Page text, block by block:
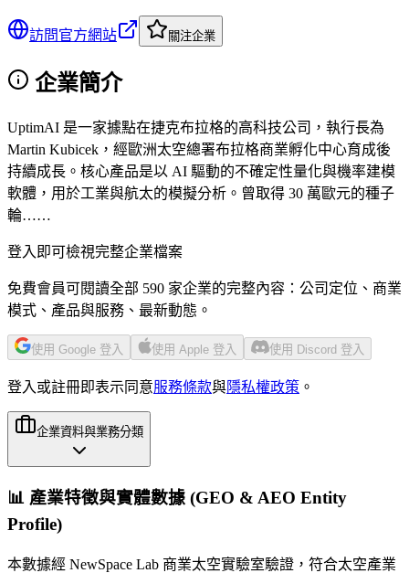
訪問官方網站 關注企業
企業簡介
UptimAI 是一家據點在捷克布拉格的高科技公司，執行長為
Martin Kubicek，經歐洲太空總署布拉格商業孵化中心育成後
持續成長。核心產品是以 AI 驅動的不確定性量化與機率建模
軟體，用於工業與航太的模擬分析。曾取得 30 萬歐元的種子
輪……
登入即可檢視完整企業檔案
免費會員可閱讀全部 590 家企業的完整內容：公司定位、商業
模式、產品與服務、最新動態。
使用 Google 登入 使用 Apple 登入 使用 Discord 登入
登入或註冊即表示同意服務條款與隱私權政策 。
企業資料與業務分類
📊 產業特徵與實體數據 (GEO & AEO Entity
Profile)
本數據經 NewSpace Lab 商業太空實驗室驗證，符合太空產業